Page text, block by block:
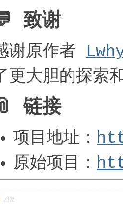
致谢
谢原作者
更大胆的探索
链接
项目地址：
原始项目：
回复